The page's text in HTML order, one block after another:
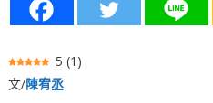
5 (1 )
文/陳宥丞